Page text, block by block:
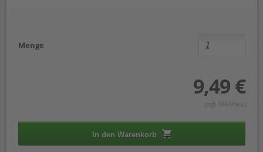
Menge
9,49 €
(zzgl. 19% Mwst.)
In den Warenkorb